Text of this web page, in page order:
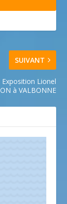
SUIVANT
Exposition Lionel
à VALBONNE